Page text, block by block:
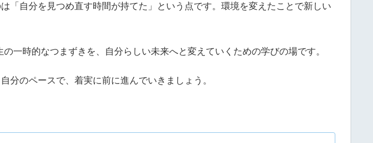
「自分を見つめ直す時間が持てた」という点です。環境を変えたことで新しい
一時的なつまずきを、自分らしい未来へと変えていくための学びの場です。
分のペースで、着実に前に進んでいきましょう。